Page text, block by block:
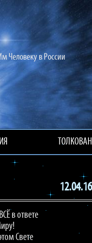
Человеку в России
12.04.16
в ответе
Свете